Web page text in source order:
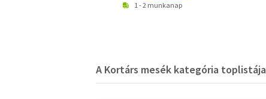
1 - 2 munkanap
A Kortárs mesék kategória toplistája